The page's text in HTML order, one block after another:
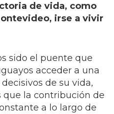
de vida, como
irse a vivir
sido el puente que
acceder a una
de su vida,
la contribución de
a lo largo de